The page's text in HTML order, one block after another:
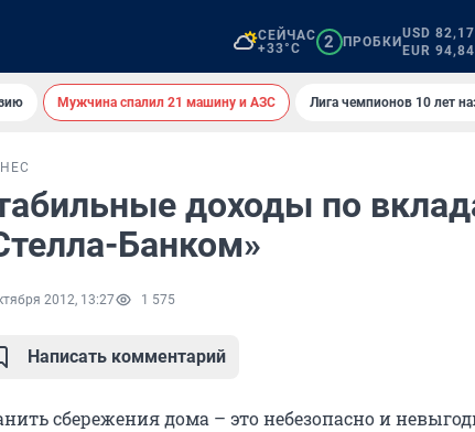
СЕЙЧАС
+33°C
2 ПРОБКИ
USD 82,17
EUR 94,84
Мужчина спалил 21 машину и АЗС Лига чемпионов 10 лет
доходы по
Банком»
2012, 13:27 1 575
Написать комментарий
сбережения дома – это небезопасно и